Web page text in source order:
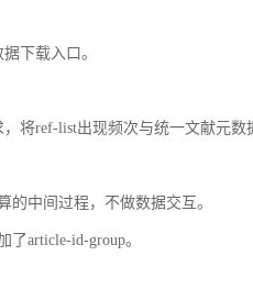
下载入口。
将ref-list出现频次与统一文献元数
的中间过程，不做数据交互。
了article-id-group。